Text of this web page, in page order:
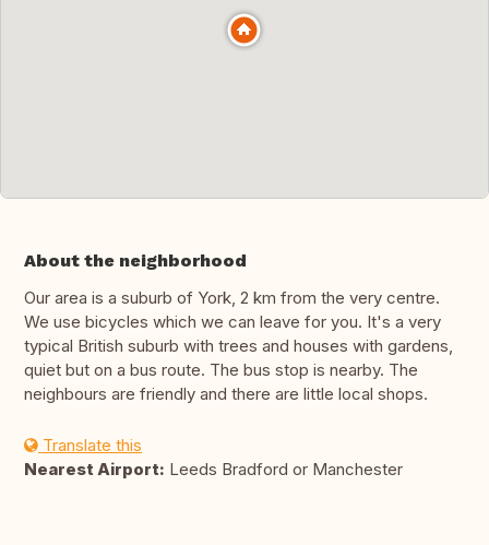
About the neighborhood
Our area is a suburb of York, 2 km from the very centre.
We use bicycles which we can leave for you. It's a very
typical British suburb with trees and houses with gardens,
quiet but on a bus route. The bus stop is nearby. The
neighbours are friendly and there are little local shops.
Translate this
Nearest Airport: Leeds Bradford or Manchester